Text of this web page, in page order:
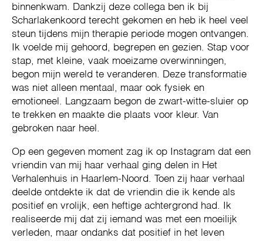
binnenkwam. Dankzij deze collega ben ik bij
Scharlakenkoord terecht gekomen en heb ik heel veel
steun tijdens mijn therapie periode mogen ontvangen.
Ik voelde mij gehoord, begrepen en gezien. Stap voor
stap, met kleine, vaak moeizame overwinningen,
begon mijn wereld te veranderen. Deze transformatie
was niet alleen mentaal, maar ook fysiek en
emotioneel. Langzaam begon de zwart-witte-sluier op
te trekken en maakte die plaats voor kleur. Van
gebroken naar heel.
Op een gegeven moment zag ik op Instagram dat een
vriendin van mij haar verhaal ging delen in Het
Verhalenhuis in Haarlem-Noord. Toen zij haar verhaal
deelde ontdekte ik dat de vriendin die ik kende als
positief en vrolijk, een heftige achtergrond had. Ik
realiseerde mij dat zij iemand was met een moeilijk
verleden, maar ondanks dat positief in het leven